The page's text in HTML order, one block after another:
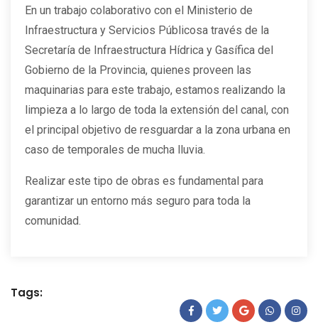
En un trabajo colaborativo con el Ministerio de
Infraestructura y Servicios Públicosa través de la
Secretaría de Infraestructura Hídrica y Gasífica del
Gobierno de la Provincia, quienes proveen las
maquinarias para este trabajo, estamos realizando la
limpieza a lo largo de toda la extensión del canal, con
el principal objetivo de resguardar a la zona urbana en
caso de temporales de mucha lluvia.
Realizar este tipo de obras es fundamental para
garantizar un entorno más seguro para toda la
comunidad.
Tags: